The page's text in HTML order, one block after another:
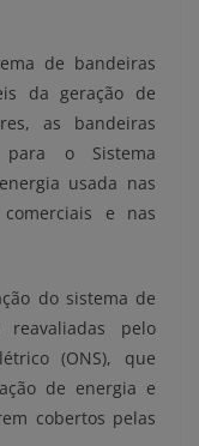
de bandeiras
da geração de
as bandeiras
o Sistema
usada nas
comerciais e nas
do sistema de
pelo
(ONS), que
de energia e
cobertos pelas